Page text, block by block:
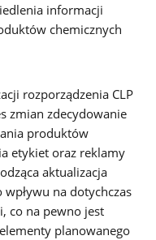
informacji
chemicznych
rozporządzenia CLP
zmian zdecydowanie
produktów
etykiet oraz reklamy
aktualizacja
wpływu na dotychczas
co na pewno jest
planowanego